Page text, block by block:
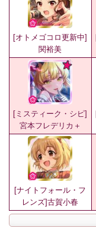
[オトメゴコロ更新中]
関裕美
[ミスティーク・シピ]
宮本フレデリカ＋
[ナイトフォール・フ
レンズ]古賀小春